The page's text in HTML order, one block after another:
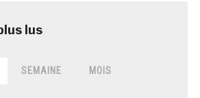
SEMAINE MOIS